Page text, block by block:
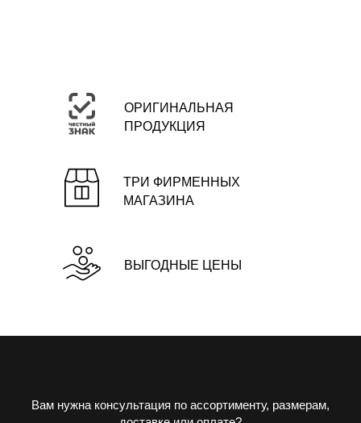
ОРИГИНАЛЬНАЯ
ПРОДУКЦИЯ
ТРИ ФИРМЕННЫХ
МАГАЗИНА
ВЫГОДНЫЕ ЦЕНЫ
Вам нужна консультация по ассортименту, размерам,